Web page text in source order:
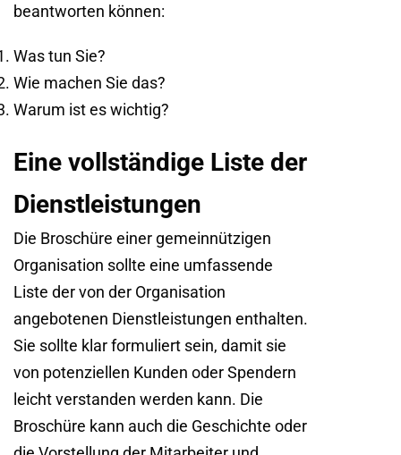
beantworten können:
Was tun Sie?
Wie machen Sie das?
Warum ist es wichtig?
Eine vollständige Liste der
Dienstleistungen
Die Broschüre einer gemeinnützigen
Organisation sollte eine umfassende
Liste der von der Organisation
angebotenen Dienstleistungen enthalten.
Sie sollte klar formuliert sein, damit sie
von potenziellen Kunden oder Spendern
leicht verstanden werden kann. Die
Broschüre kann auch die Geschichte oder